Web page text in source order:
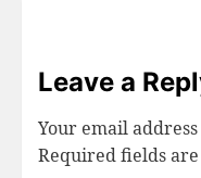
Leave a
Your email
Required fields